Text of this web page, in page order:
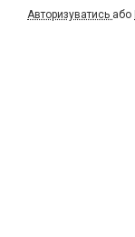
Авторизуватись або